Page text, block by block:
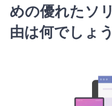
めの優れたソ
由は何でしょ